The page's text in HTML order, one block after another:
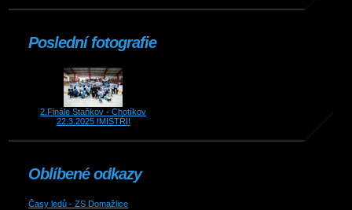
Poslední fotografie
2.Finále Staňkov - Chotíkov
22.3.2025 !MISTŘI!
Oblíbené odkazy
Časy ledů - ZS Domažlice